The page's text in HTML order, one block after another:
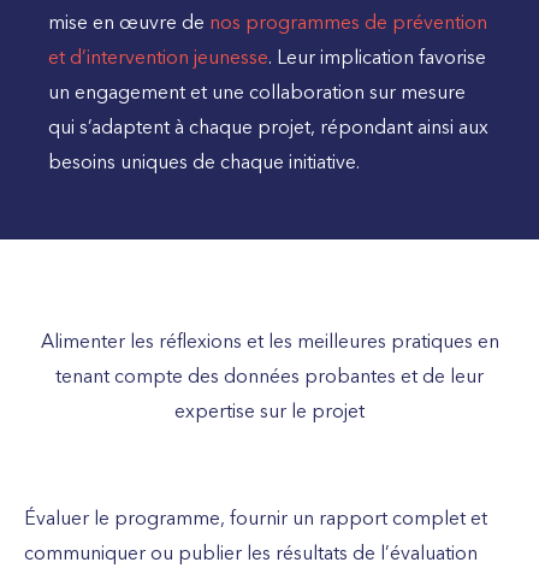
mise en œuvre de nos programmes de prévention
et d’intervention jeunesse. Leur implication favorise
un engagement et une collaboration sur mesure
qui s’adaptent à chaque projet, répondant ainsi aux
besoins uniques de chaque initiative.
Alimenter les réflexions et les meilleures pratiques en
tenant compte des données probantes et de leur
expertise sur le projet
Évaluer le programme, fournir un rapport complet et
communiquer ou publier les résultats de l’évaluation